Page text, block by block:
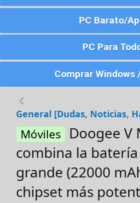
PC Barato/
PC Para
Comprar Windows
Móviles
Doogee V
combina la
grande (22000
chipset más